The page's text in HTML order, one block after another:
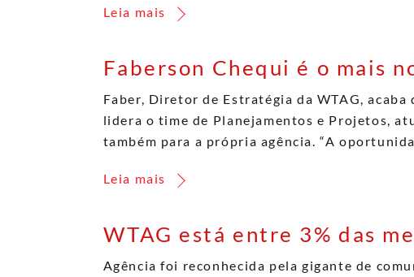
Leia mais
Faberson Chequi é o mais
Faber, Diretor de Estratégia da WTAG,
lidera o time de Planejamentos e Projetos,
também para a própria agência. “A
Leia mais
WTAG está entre 3% das
Agência foi reconhecida pela gigante de